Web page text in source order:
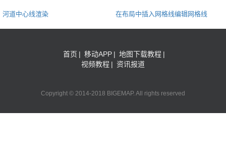
河道中心线渲染 在布局中插入网格线编辑网格线
首页 | 移动APP | 地图下载教程 |
视频教程 | 资讯报道
Copyright © 2014-2018 BIGEMAP. All rights reserved